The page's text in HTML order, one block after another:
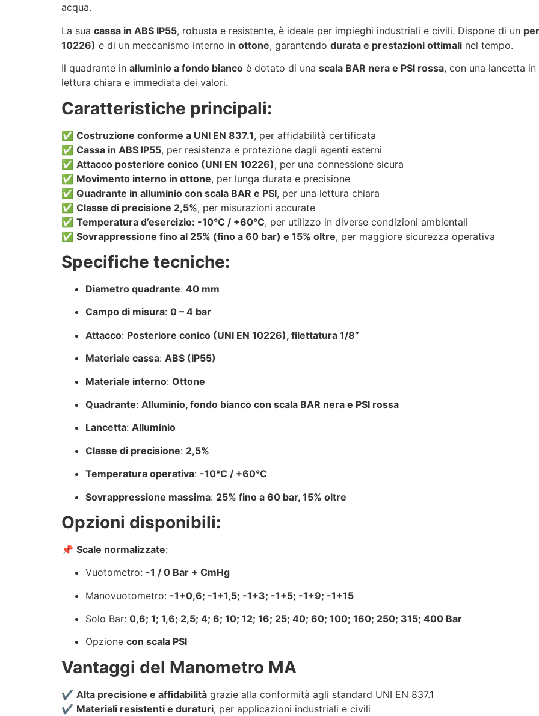
acqua.
La sua cassa in ABS IP55, robusta e resistente, è ideale per impieghi industriali e civili. Dispone di un
10226) e di un meccanismo interno in ottone, garantendo durata e prestazioni ottimali nel tempo.
Il quadrante in alluminio a fondo bianco è dotato di una scala BAR nera e PSI rossa, con una lancetta in
lettura chiara e immediata dei valori.
Caratteristiche principali:
✅ Costruzione conforme a UNI EN 837.1, per affidabilità certificata
✅ Cassa in ABS IP55, per resistenza e protezione dagli agenti esterni
✅ Attacco posteriore conico (UNI EN 10226), per una connessione sicura
✅ Movimento interno in ottone, per lunga durata e precisione
✅ Quadrante in alluminio con scala BAR e PSI, per una lettura chiara
✅ Classe di precisione 2,5%, per misurazioni accurate
✅ Temperatura d’esercizio: -10°C / +60°C, per utilizzo in diverse condizioni ambientali
✅ Sovrappressione fino al 25% (fino a 60 bar) e 15% oltre, per maggiore sicurezza operativa
Specifiche tecniche:
Diametro quadrante: 40 mm
Campo di misura: 0 – 4 bar
Attacco: Posteriore conico (UNI EN 10226), filettatura 1/8”
Materiale cassa: ABS (IP55)
Materiale interno: Ottone
Quadrante: Alluminio, fondo bianco con scala BAR nera e PSI rossa
Lancetta: Alluminio
Classe di precisione: 2,5%
Temperatura operativa: -10°C / +60°C
Sovrappressione massima: 25% fino a 60 bar, 15% oltre
Opzioni disponibili:
📌 Scale normalizzate:
Vuotometro: -1 / 0 Bar + CmHg
Manovuotometro: -1+0,6; -1+1,5; -1+3; -1+5; -1+9; -1+15
Solo Bar: 0,6; 1; 1,6; 2,5; 4; 6; 10; 12; 16; 25; 40; 60; 100; 160; 250; 315; 400 Bar
Opzione con scala PSI
Vantaggi del Manometro MA
✔️ Alta precisione e affidabilità grazie alla conformità agli standard UNI EN 837.1
✔️ Materiali resistenti e duraturi, per applicazioni industriali e civili